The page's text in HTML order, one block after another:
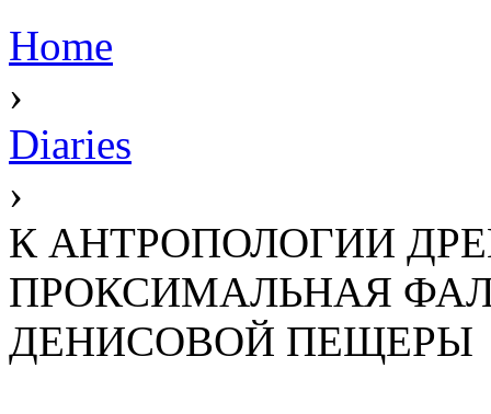
Home
›
Diaries
›
К АНТРОПОЛОГИИ
ПРОКСИМАЛЬНАЯ
ДЕНИСОВОЙ ПЕЩЕРЫ